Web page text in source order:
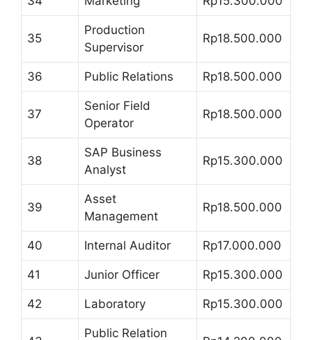
35
Production
Supervisor
Rp18.500.000
36 Public Relations Rp18.500.000
37
Senior Field
Operator
Rp18.500.000
38
SAP Business
Analyst
Rp15.300.000
39
Asset
Management
Rp18.500.000
40 Internal Auditor Rp17.000.000
41 Junior Officer Rp15.300.000
42 Laboratory Rp15.300.000
Public Relation